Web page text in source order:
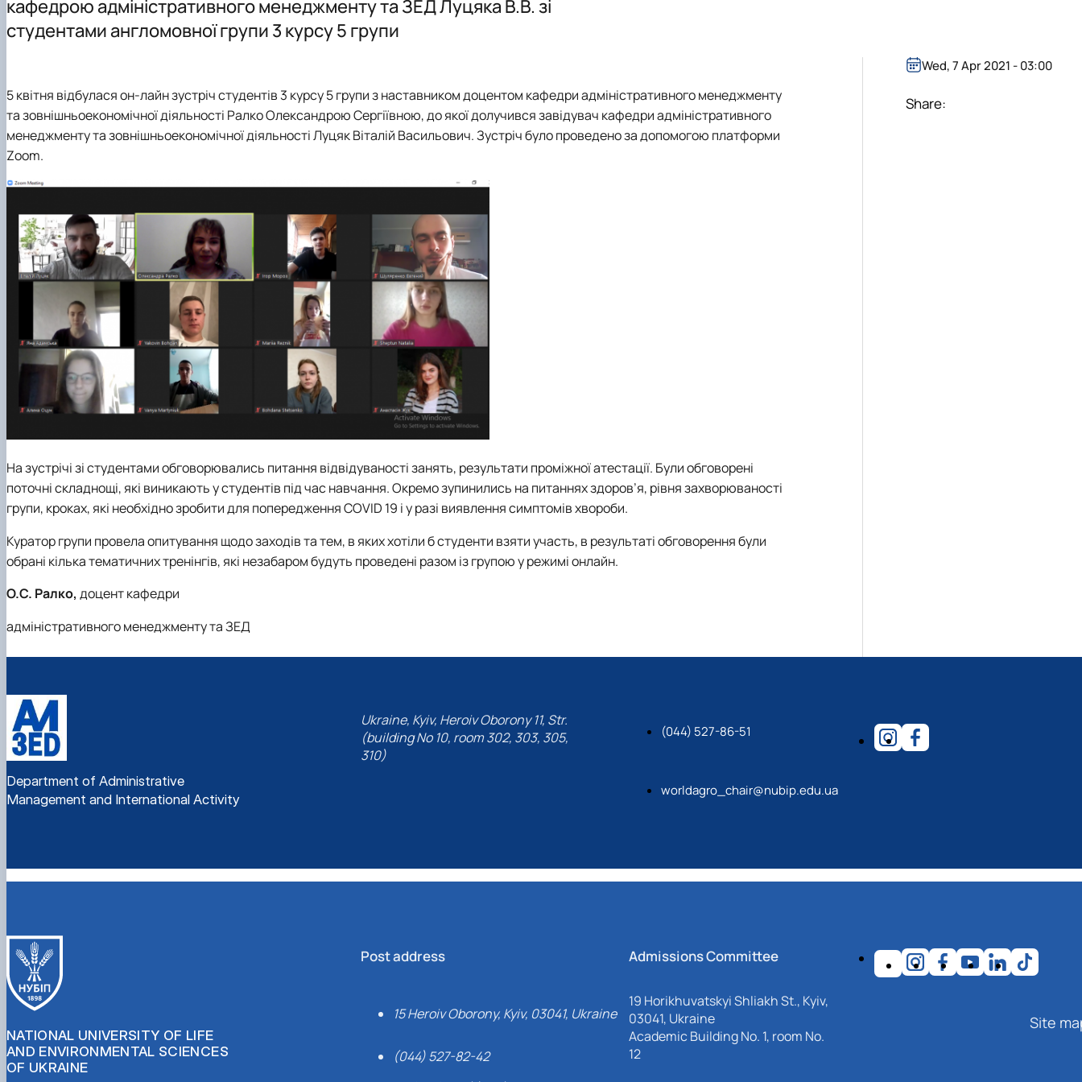
DigiAgrar_UA
AgriWork_UA
кафедрою адміністративного менеджменту та ЗЕД Луцяка В.В. зі
студентами англомовної групи 3 курсу 5 групи
5 квітня відбулася он-лайн зустріч студентів 3 курсу 5 групи з наставником доцентом кафедри адміністративного менеджменту
та зовнішньоекономічної діяльності Ралко Олександрою Сергіївною, до якої долучився завідувач кафедри адміністративного
менеджменту та зовнішньоекономічної діяльності Луцяк Віталій Васильович. Зустріч було проведено за допомогою платформи
Zoom.
На зустрічі зі студентами обговорювались питання відвідуваності занять, результати проміжної атестації. Були обговорені
поточні складнощі, які виникають у студентів під час навчання. Окремо зупинились на питаннях здоров’я, рівня захворюваності
групи, кроках, які необхідно зробити для попередженняCOVID 19 і у разі виявлення симптомів хвороби.
Куратор групи провела опитування щодо заходів та тем, в яких хотіли б студенти взяти участь, в результаті обговорення були
обрані кілька тематичних тренінгів, які незабаром будуть проведені разом із групою у режимі онлайн.
О.С. Ралко, доцент кафедри
адміністративного менеджменту та ЗЕД
Wed, 7 Apr 2021 - 03:00
Share:
Department of Administrative
Management and International Activity
Ukraine, Kyiv, Heroiv Oborony 11, Str.
(building No 10, room 302, 303, 305,
310)
(044) 527-86-51
worldagro_chair@nubip.edu.ua
NATIONAL UNIVERSITY OF LIFE
AND ENVIRONMENTAL SCIENCES
OF UKRAINE
Post address
15 Heroiv Oborony, Kyiv, 03041, Ukraine
(044) 527-82-42
Admissions Committee
19 Horikhuvatskyi Shliakh St., Kyiv,
03041, Ukraine
Academic Building No. 1, room No.
12
Site